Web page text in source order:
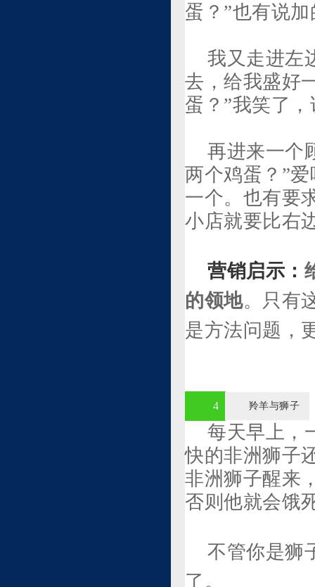
蛋？”也有说
我又走进左
去，给我盛好
蛋？”我笑了
再进来一个
两个鸡蛋？”
一个。也有要
小店就要比右
营销启示：
的领地。只有
是方法问题，
4 羚羊与狮子
每天早上，
快的非洲狮子
非洲狮子醒来
否则他就会饿
不管你是狮
了。